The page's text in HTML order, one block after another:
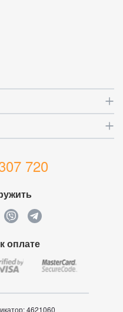
720
оплате
4621060